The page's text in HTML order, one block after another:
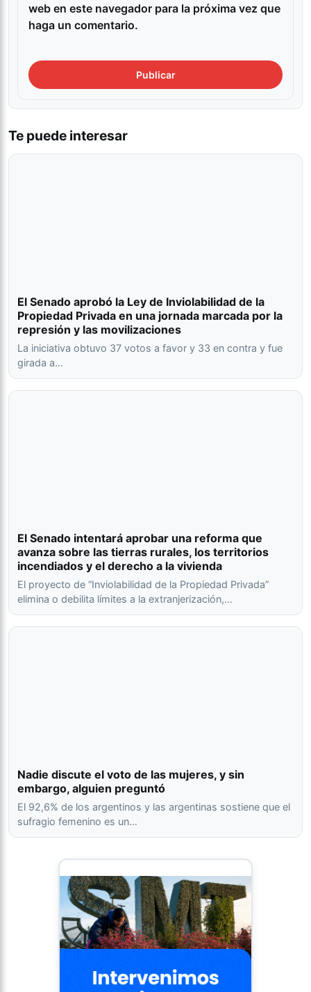
web en este navegador para la próxima vez que
haga un comentario.
Te puede interesar
El Senado aprobó la Ley de Inviolabilidad de la
Propiedad Privada en una jornada marcada por la
represión y las movilizaciones
La iniciativa obtuvo 37 votos a favor y 33 en contra y fue
girada a…
El Senado intentará aprobar una reforma que
avanza sobre las tierras rurales, los territorios
incendiados y el derecho a la vivienda
El proyecto de “Inviolabilidad de la Propiedad Privada”
elimina o debilita límites a la extranjerización,…
Nadie discute el voto de las mujeres, y sin
embargo, alguien preguntó
El 92,6% de los argentinos y las argentinas sostiene que el
sufragio femenino es un…